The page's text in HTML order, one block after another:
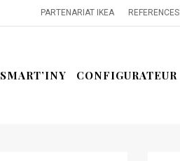
PARTENARIAT IKEA REFERENCES
SMART’INY CONFIGURATEUR